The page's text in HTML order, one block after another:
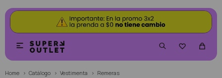


Home Catálogo Vestimenta Remeras